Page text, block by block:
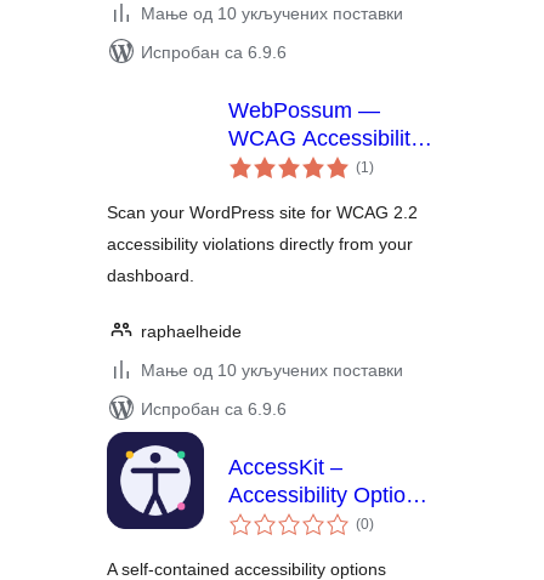
Мање од 10 укључених поставки
Испробан са 6.9.6
WebPossum —
WCAG Accessibility
Scanner
(1укупних
оцена
)
Scan your WordPress site for WCAG 2.2
accessibility violations directly from your
dashboard.
raphaelheide
Мање од 10 укључених поставки
Испробан са 6.9.6
AccessKit –
Accessibility Options
Toolbar
(0укупних
оцена
)
A self-contained accessibility options